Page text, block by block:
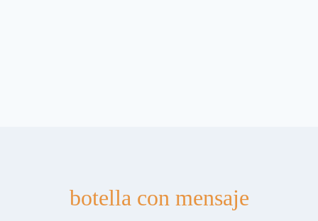
botella con mensaje